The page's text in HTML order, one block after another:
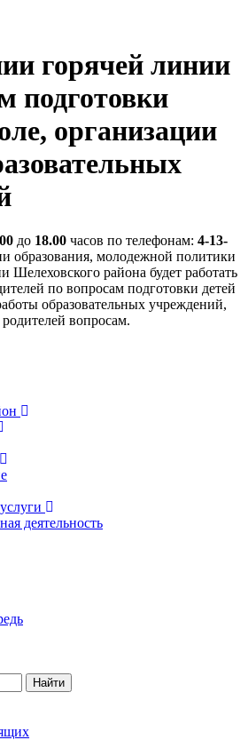
горячей линии
подготовки
организации
до 18.00 часов по телефонам: 4-13-
образования, молодежной политики
Шелеховского района будет работать
по вопросам подготовки детей
образовательных учреждений,
вопросам.
деятельность
Найти